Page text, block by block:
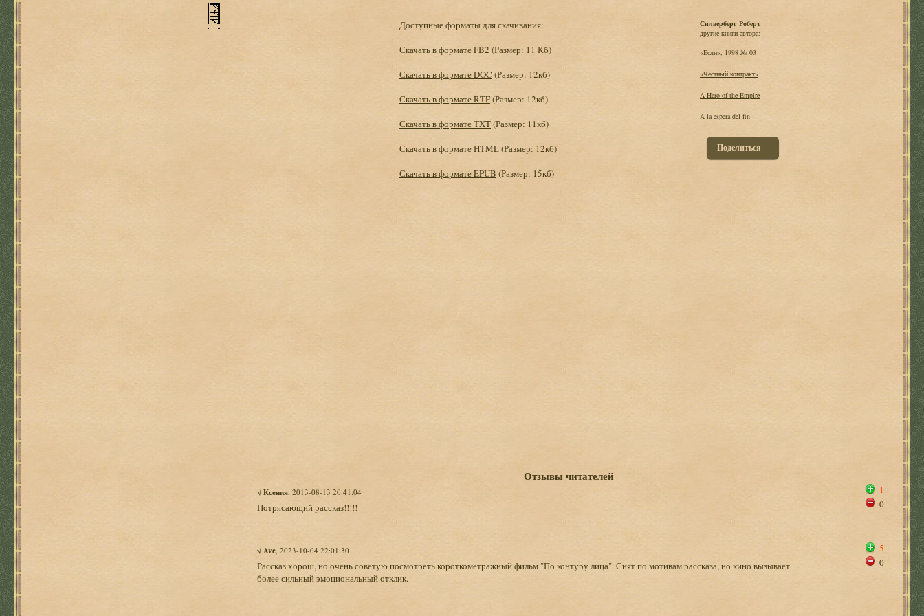
Доступные форматы для скачивания:
Скачать в формате FB2 (Размер: 11 Кб)
Скачать в формате DOC (Размер: 12кб)
Скачать в формате RTF(Размер: 12кб)
Скачать в формате TXT(Размер: 11кб)
Скачать в формате HTML(Размер: 12кб)
Скачать в формате EPUB (Размер: 15кб)
Силверберг Роберт
другие книги автора:
«Если», 1998 № 03
«Честный контракт»
A Hero of the Empire
A la espera del fin
Поделиться
Отзывы читателей
√ Ксения, 2013-08-13 20:41:04
Потрясающий рассказ!!!!!
1
0
√ Ave, 2023-10-04 22:01:30
Рассказ хорош, но очень советую посмотреть короткометражный фильм "По контуру лица". Снят по мотивам рассказа, но кино вызывает
более сильный эмоциональный отклик.
5
0